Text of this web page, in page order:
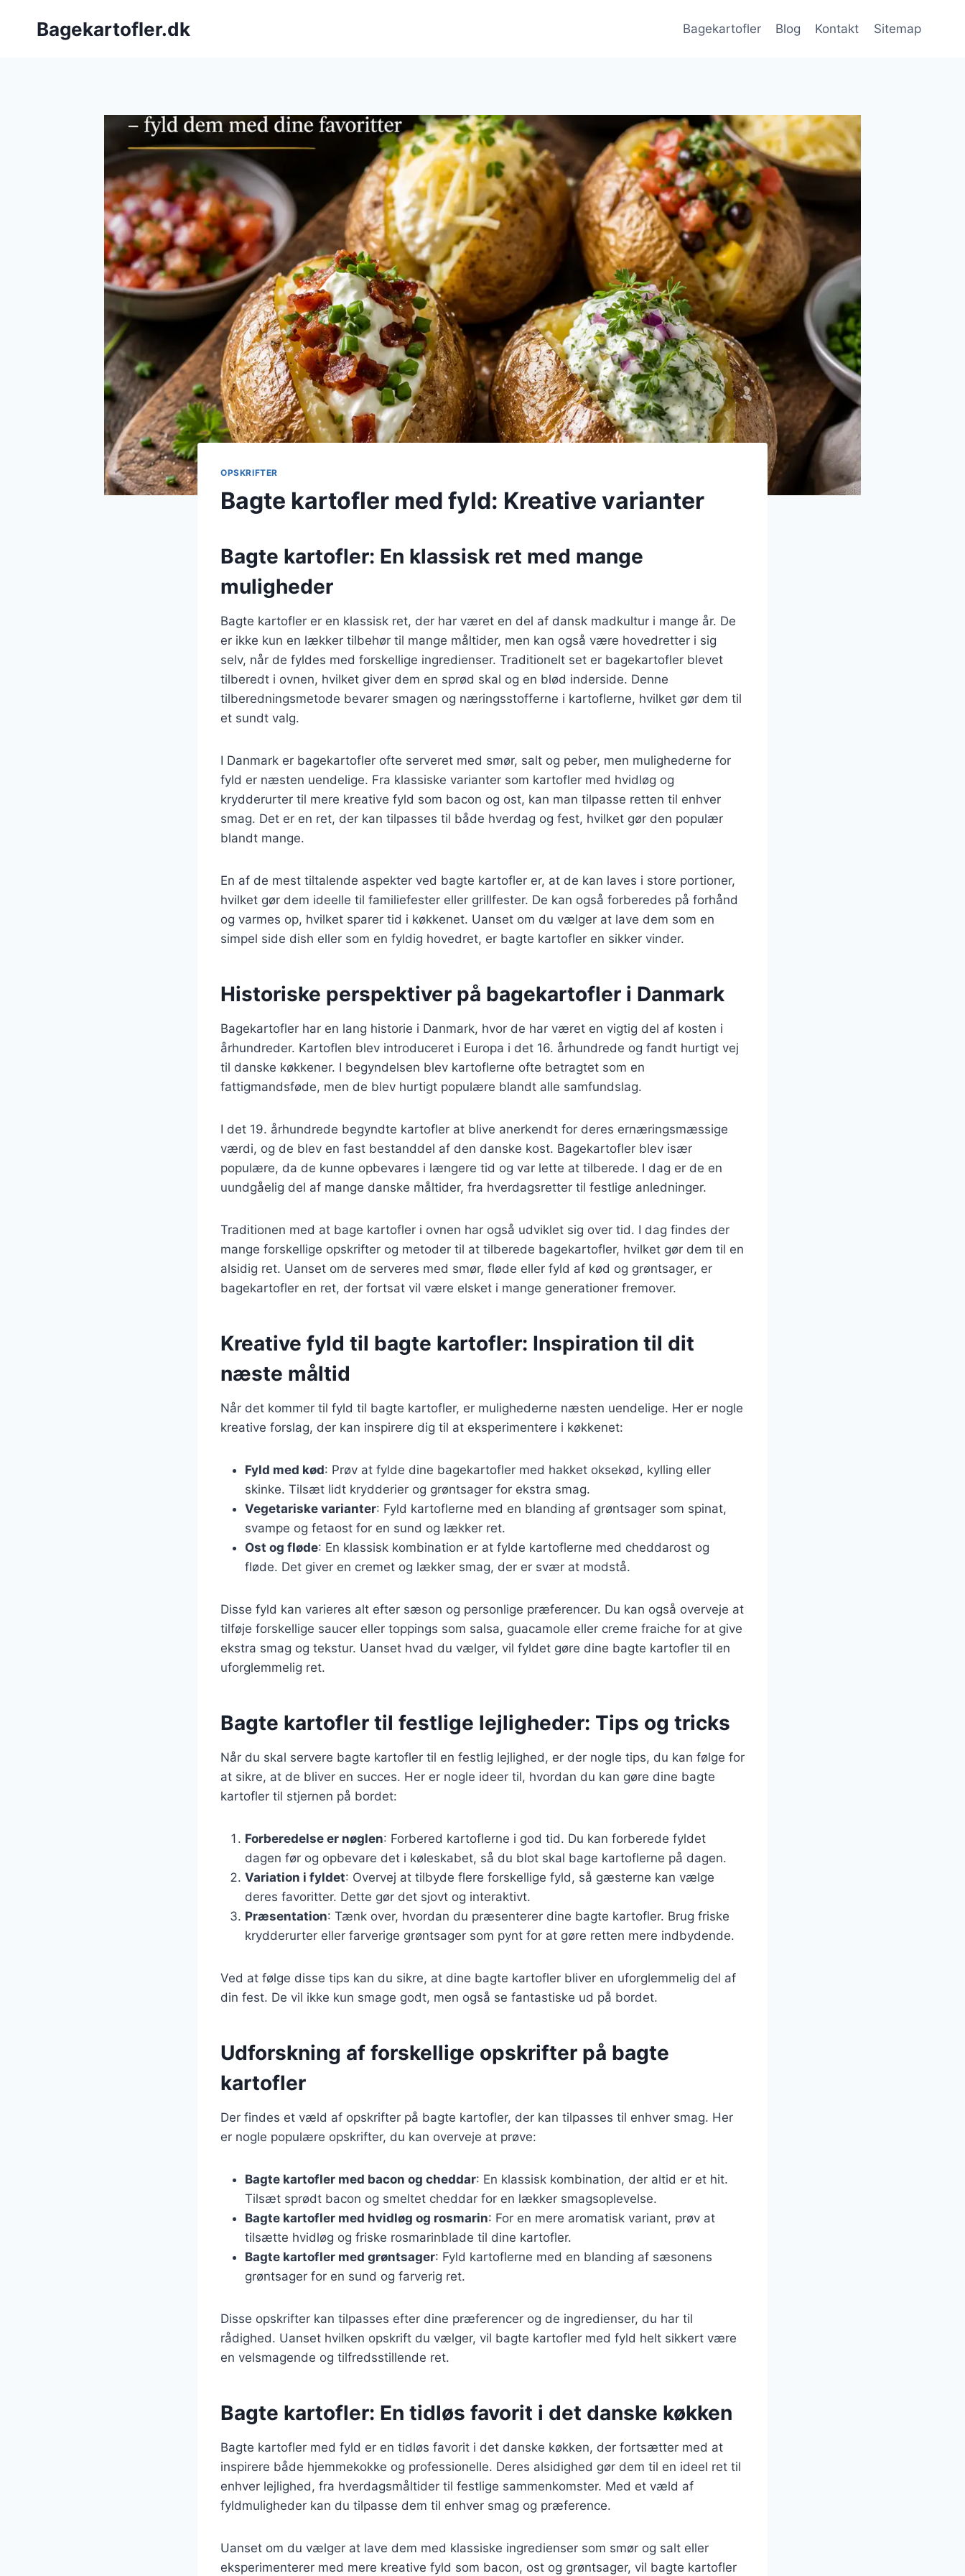
Bagekartofler.dk Bagekartofler Blog Kontakt Sitemap
OPSKRIFTER
Bagte kartofler med fyld: Kreative varianter
Bagte kartofler: En klassisk ret med mange
muligheder
Bagte kartofler er en klassisk ret, der har været en del af dansk madkultur i mange år. De
er ikke kun en lækker tilbehør til mange måltider, men kan også være hovedretter i sig
selv, når de fyldes med forskellige ingredienser. Traditionelt set er bagekartofler blevet
tilberedt i ovnen, hvilket giver dem en sprød skal og en blød inderside. Denne
tilberedningsmetode bevarer smagen og næringsstofferne i kartoflerne, hvilket gør dem til
et sundt valg.
I Danmark er bagekartofler ofte serveret med smør, salt og peber, men mulighederne for
fyld er næsten uendelige. Fra klassiske varianter som kartofler med hvidløg og
krydderurter til mere kreative fyld som bacon og ost, kan man tilpasse retten til enhver
smag. Det er en ret, der kan tilpasses til både hverdag og fest, hvilket gør den populær
blandt mange.
En af de mest tiltalende aspekter ved bagte kartofler er, at de kan laves i store portioner,
hvilket gør dem ideelle til familiefester eller grillfester. De kan også forberedes på forhånd
og varmes op, hvilket sparer tid i køkkenet. Uanset om du vælger at lave dem som en
simpel side dish eller som en fyldig hovedret, er bagte kartofler en sikker vinder.
Historiske perspektiver på bagekartofler i Danmark
Bagekartofler har en lang historie i Danmark, hvor de har været en vigtig del af kosten i
århundreder. Kartoflen blev introduceret i Europa i det 16. århundrede og fandt hurtigt vej
til danske køkkener. I begyndelsen blev kartoflerne ofte betragtet som en
fattigmandsføde, men de blev hurtigt populære blandt alle samfundslag.
I det 19. århundrede begyndte kartofler at blive anerkendt for deres ernæringsmæssige
værdi, og de blev en fast bestanddel af den danske kost. Bagekartofler blev især
populære, da de kunne opbevares i længere tid og var lette at tilberede. I dag er de en
uundgåelig del af mange danske måltider, fra hverdagsretter til festlige anledninger.
Traditionen med at bage kartofler i ovnen har også udviklet sig over tid. I dag findes der
mange forskellige opskrifter og metoder til at tilberede bagekartofler, hvilket gør dem til en
alsidig ret. Uanset om de serveres med smør, fløde eller fyld af kød og grøntsager, er
bagekartofler en ret, der fortsat vil være elsket i mange generationer fremover.
Kreative fyld til bagte kartofler: Inspiration til dit
næste måltid
Når det kommer til fyld til bagte kartofler, er mulighederne næsten uendelige. Her er nogle
kreative forslag, der kan inspirere dig til at eksperimentere i køkkenet:
Fyld med kød: Prøv at fylde dine bagekartofler med hakket oksekød, kylling eller
skinke. Tilsæt lidt krydderier og grøntsager for ekstra smag.
Vegetariske varianter: Fyld kartoflerne med en blanding af grøntsager som spinat,
svampe og fetaost for en sund og lækker ret.
Ost og fløde: En klassisk kombination er at fylde kartoflerne med cheddarost og
fløde. Det giver en cremet og lækker smag, der er svær at modstå.
Disse fyld kan varieres alt efter sæson og personlige præferencer. Du kan også overveje at
tilføje forskellige saucer eller toppings som salsa, guacamole eller creme fraiche for at give
ekstra smag og tekstur. Uanset hvad du vælger, vil fyldet gøre dine bagte kartofler til en
uforglemmelig ret.
Bagte kartofler til festlige lejligheder: Tips og tricks
Når du skal servere bagte kartofler til en festlig lejlighed, er der nogle tips, du kan følge for
at sikre, at de bliver en succes. Her er nogle ideer til, hvordan du kan gøre dine bagte
kartofler til stjernen på bordet:
Forberedelse er nøglen: Forbered kartoflerne i god tid. Du kan forberede fyldet
dagen før og opbevare det i køleskabet, så du blot skal bage kartoflerne på dagen.
Variation i fyldet: Overvej at tilbyde flere forskellige fyld, så gæsterne kan vælge
deres favoritter. Dette gør det sjovt og interaktivt.
Præsentation: Tænk over, hvordan du præsenterer dine bagte kartofler. Brug friske
krydderurter eller farverige grøntsager som pynt for at gøre retten mere indbydende.
Ved at følge disse tips kan du sikre, at dine bagte kartofler bliver en uforglemmelig del af
din fest. De vil ikke kun smage godt, men også se fantastiske ud på bordet.
Udforskning af forskellige opskrifter på bagte
kartofler
Der findes et væld af opskrifter på bagte kartofler, der kan tilpasses til enhver smag. Her
er nogle populære opskrifter, du kan overveje at prøve:
Bagte kartofler med bacon og cheddar: En klassisk kombination, der altid er et hit.
Tilsæt sprødt bacon og smeltet cheddar for en lækker smagsoplevelse.
Bagte kartofler med hvidløg og rosmarin: For en mere aromatisk variant, prøv at
tilsætte hvidløg og friske rosmarinblade til dine kartofler.
Bagte kartofler med grøntsager: Fyld kartoflerne med en blanding af sæsonens
grøntsager for en sund og farverig ret.
Disse opskrifter kan tilpasses efter dine præferencer og de ingredienser, du har til
rådighed. Uanset hvilken opskrift du vælger, vil bagte kartofler med fyld helt sikkert være
en velsmagende og tilfredsstillende ret.
Bagte kartofler: En tidløs favorit i det danske køkken
Bagte kartofler med fyld er en tidløs favorit i det danske køkken, der fortsætter med at
inspirere både hjemmekokke og professionelle. Deres alsidighed gør dem til en ideel ret til
enhver lejlighed, fra hverdagsmåltider til festlige sammenkomster. Med et væld af
fyldmuligheder kan du tilpasse dem til enhver smag og præference.
Uanset om du vælger at lave dem med klassiske ingredienser som smør og salt eller
eksperimenterer med mere kreative fyld som bacon, ost og grøntsager, vil bagte kartofler